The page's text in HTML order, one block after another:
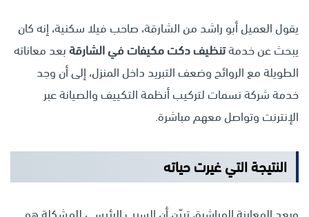
يقول العميل أبو راشد من الشارقة، صاحب فيلا سكنية، إنه كان
يبحث عن خدمةتنظيف دكت مكيفات في الشارقةبعد معاناته
الطويلة مع الروائح وضعف التبريد داخل المنزل، إلى أن وجد
خدمة شركة نسمات لتركيب أنظمة التكييف والصيانة عبر
الإنترنت وتواصل معهم مباشرة.
النتيجة التي غيرت حياته